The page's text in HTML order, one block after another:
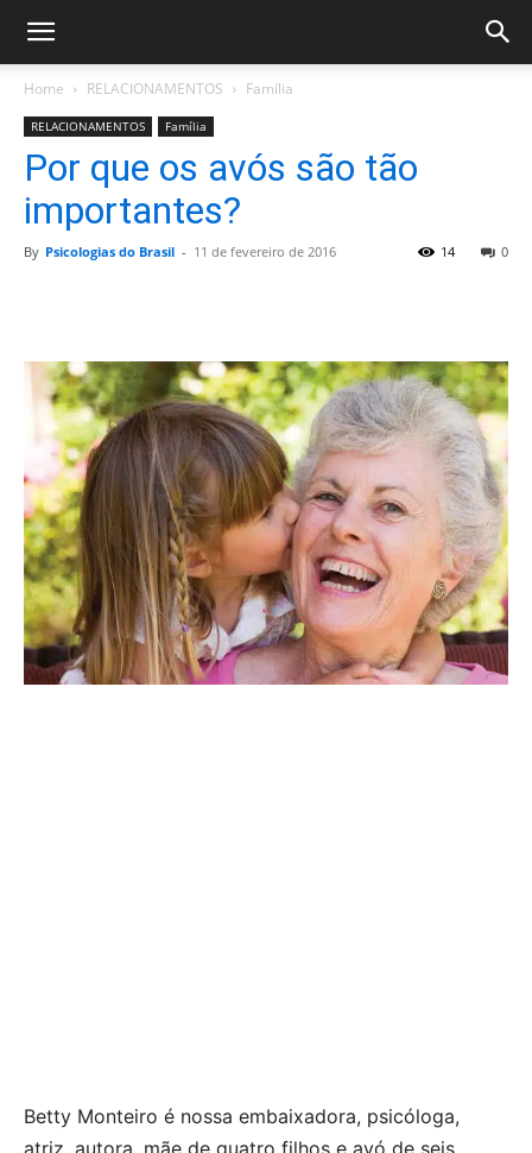
Home RELACIONAMENTOS Família
RELACIONAMENTOS Família
Por que os avós são tão
importantes?
By Psicologias do Brasil - 11 de fevereiro de 2016 0
14
Betty Monteiro é nossa embaixadora, psicóloga,
atriz, autora, mãe de quatro filhos e avó de seis